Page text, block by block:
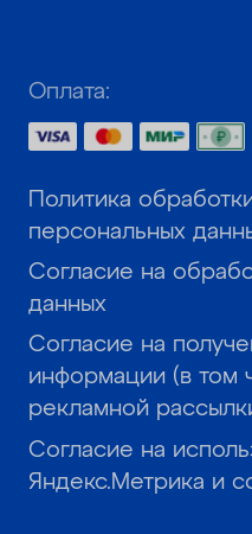
Оплата:
Политика
персональных
Согласие на
данных
Согласие на
информации (в том
рекламной
Согласие на
Яндекс.Метрика и